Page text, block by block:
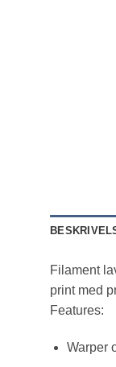
Filament
print med
Features:
Warper